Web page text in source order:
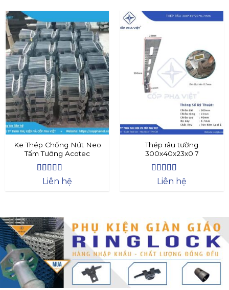
Ke Thép Chống Nứt Neo
Tấm Tường Acotec
Được xếp
Liên hệ
Thép râu tường
300x40x23x0.7
Được xếp
Liên hệ